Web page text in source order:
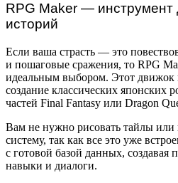
RPG Maker — инструмент
историй
Если ваша страсть — это
и пошаговые сражения, то RPG
идеальным выбором. Этот движок
создание классических японских
частей Final Fantasy или Dragon
Вам не нужно рисовать тайлы или
систему, так как все это уже
с готовой базой данных, создавая
навыки и диалоги.